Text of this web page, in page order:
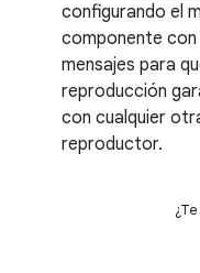
configurando el
componente con
mensajes para
reproducción
con cualquier
reproductor.